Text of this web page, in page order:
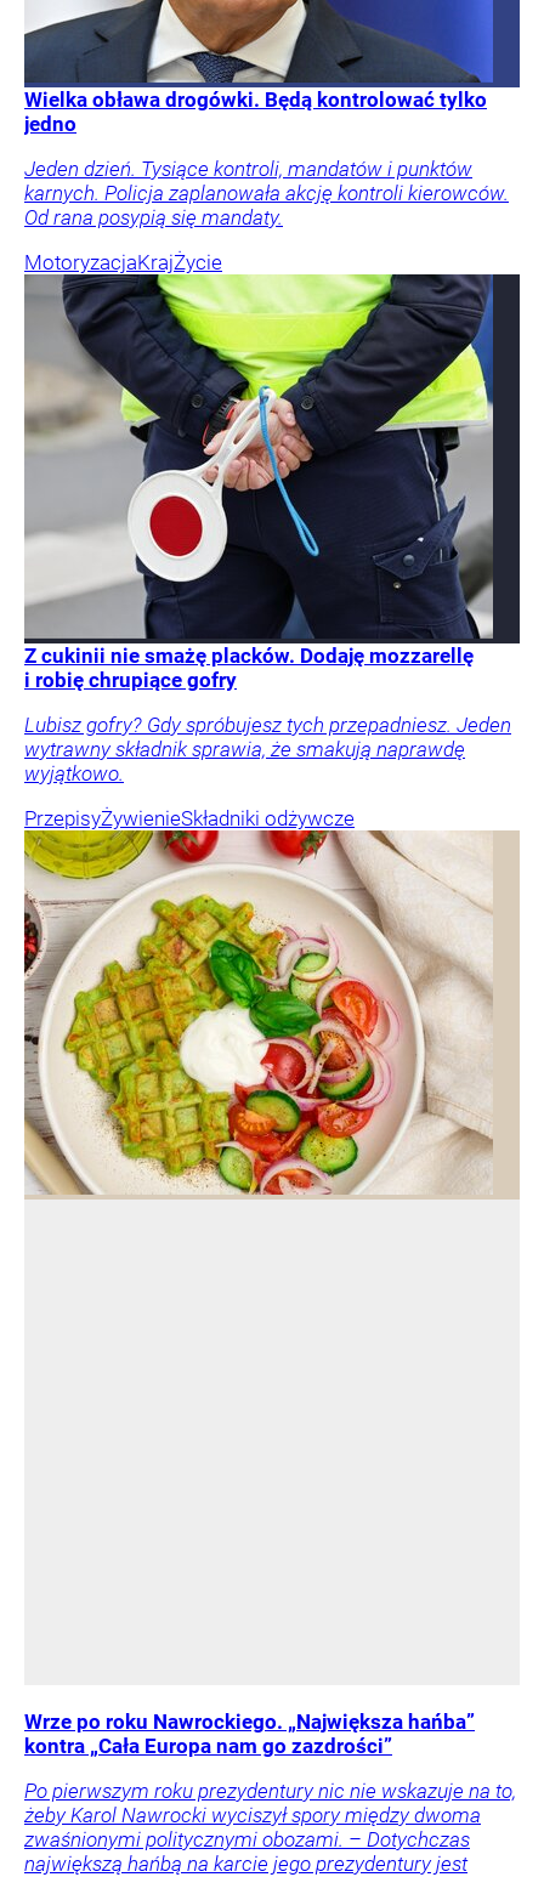
Wielka obława drogówki. Będą kontrolować tylko
jedno
Jeden dzień. Tysiące kontroli, mandatów i punktów
karnych. Policja zaplanowała akcję kontroli kierowców.
Od rana posypią się mandaty.
MotoryzacjaKrajŻycie
Z cukinii nie smażę placków. Dodaję mozzarellę
i robię chrupiące gofry
Lubisz gofry? Gdy spróbujesz tych przepadniesz. Jeden
wytrawny składnik sprawia, że smakują naprawdę
wyjątkowo.
PrzepisyŻywienieSkładniki odżywcze
Wrze po roku Nawrockiego. „Największa hańba”
kontra „Cała Europa nam go zazdrości”
Po pierwszym roku prezydentury nic nie wskazuje na to,
żeby Karol Nawrocki wyciszył spory między dwoma
zwaśnionymi politycznymi obozami. – Dotychczas
największą hańbą na karcie jego prezydentury jest